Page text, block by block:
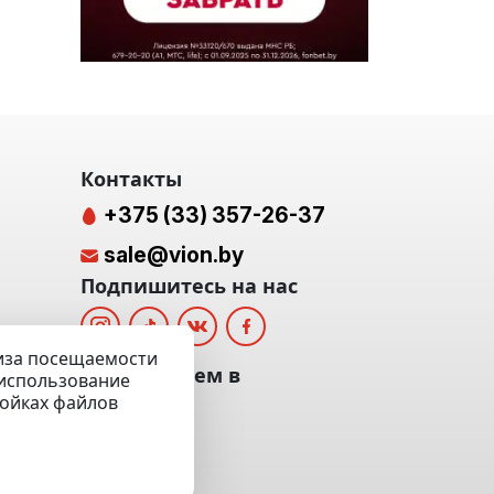
посещаемости
файлов
Контакты
+375 (33) 357-26-37
sale@vion.by
Подпишитесь на нас
Мы отвечаем в